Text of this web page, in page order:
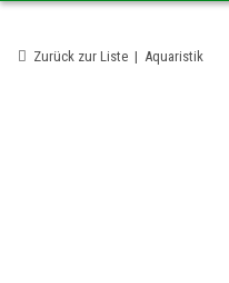
Zurück zur Liste Aquaristik